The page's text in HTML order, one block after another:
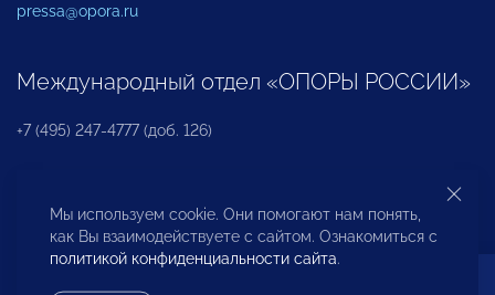
pressa@opora.ru
Международный отдел «ОПОРЫ РОССИИ»
+7 (495) 247-4777 (доб. 126)
Бюро по защите прав предпринимателей и
инвесторов
Мы используем cookie. Они помогают нам понять,
как Вы взаимодействуете с сайтом. Ознакомиться с
политикой конфиденциальности сайта.